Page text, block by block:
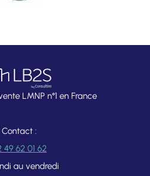
LMNP n°1 en France
Contact :
49 62 01 62
au vendredi